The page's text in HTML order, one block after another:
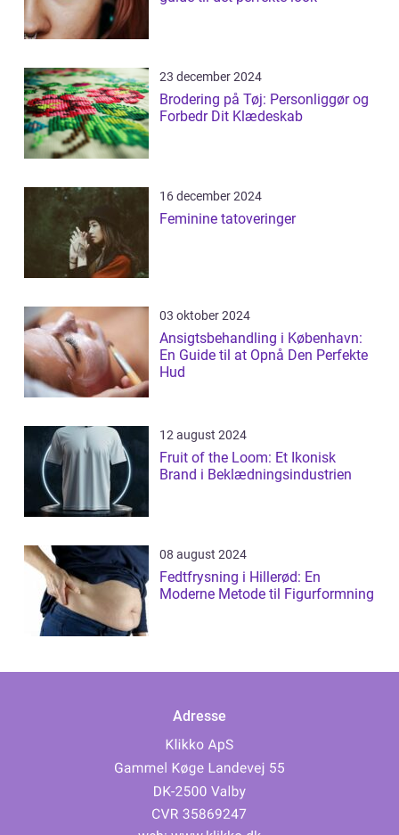
23 december 2024
Brodering på Tøj: Personliggør og
Forbedr Dit Klædeskab
16 december 2024
Feminine tatoveringer
03 oktober 2024
Ansigtsbehandling i København:
En Guide til at Opnå Den Perfekte
Hud
12 august 2024
Fruit of the Loom: Et Ikonisk
Brand i Beklædningsindustrien
08 august 2024
Fedtfrysning i Hillerød: En
Moderne Metode til Figurformning
Adresse